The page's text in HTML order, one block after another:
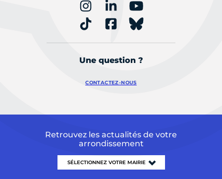
Une question ?
CONTACTEZ-NOUS
Retrouvez les actualités de votre
arrondissement